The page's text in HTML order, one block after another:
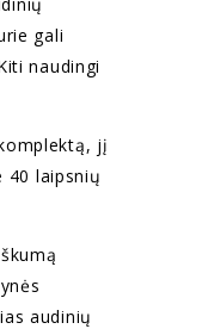
gali
naudingi
jį
40 laipsnių
audinių